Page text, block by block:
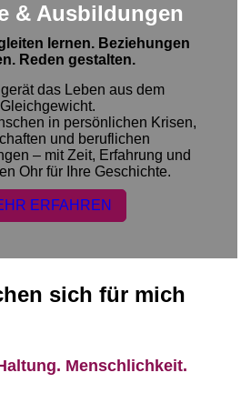
& Ausbildungen
lernen. Beziehungen
Reden gestalten.
das Leben aus dem
Gleichgewicht.
in persönlichen Krisen,
und beruflichen
– mit Zeit, Erfahrung und
Ohr für Ihre Geschichte.
ERFAHREN
sich für mich
Menschlichkeit.